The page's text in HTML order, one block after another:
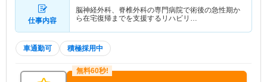
仕事内容
脳神経外科、脊椎外科の専門病院で術後の急性期か
ら在宅復帰までを支援するリハビリ…
車通勤可 積極採用中